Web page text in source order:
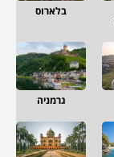
בלארוס
גרמניה